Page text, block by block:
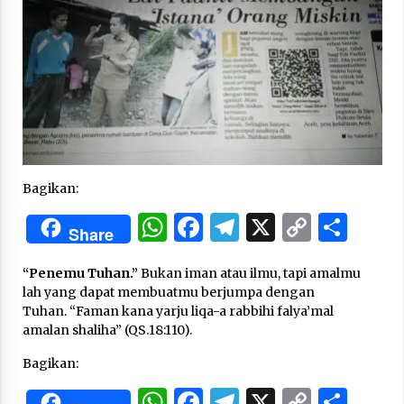
“One Piece”, Cara Barat Mengejar Mimpi
3 months ago
“Pohon Kehidupan”: Mati Dulu, Baru Hidup
3 months ago
“Allahukrasi”: The Power of Management!
3 months ago
Manusia Visioner dan Beretika
Bagikan:
Share WhatsApp
Facebook
Telegram
X Copy
“Penemu Tuhan.” Bukan iman atau ilmu, tapi amalmu
lah yang dapat membuatmu berjumpa dengan
Tuhan. “Faman kana yarju liqa-a rabbihi falya’mal
amalan shaliha” (QS.18:110).
Bagikan: